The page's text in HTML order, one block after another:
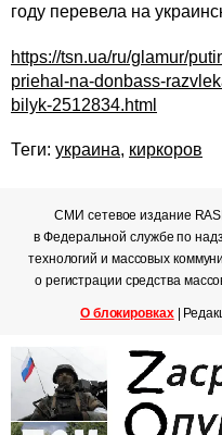
году перевела на
https://tsn.ua/ru/glamur/
priehal-na-donbass-
bilyk-2512834.html
Теги: украина, киркоров
СМИ сетевое издание
в Федеральной службе по
технологий и массовых
о регистрации средства
О блокировках|